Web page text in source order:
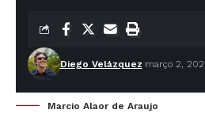
Diego Velázquez março 2,
Marcio Alaor de Araujo